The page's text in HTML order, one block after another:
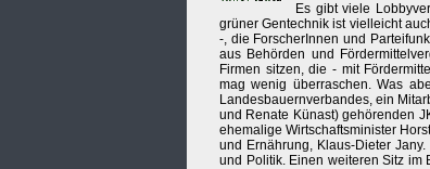
Es gibt viele
grüner Gentechnik ist vielleicht
-, die ForscherInnen und
aus Behörden und
Firmen sitzen, die - mit
mag wenig überraschen. Was
Landesbauernverbandes, ein
und Renate Künast) gehörenden
ehemalige Wirtschaftsminister
und Ernährung, Klaus-Dieter
und Politik. Einen weiteren Sitz im